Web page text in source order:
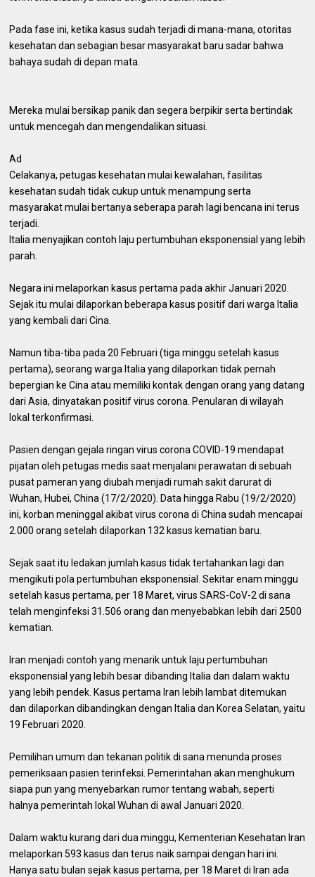
Pada fase ini, ketika kasus sudah terjadi di mana-mana, otoritas
kesehatan dan sebagian besar masyarakat baru sadar bahwa
bahaya sudah di depan mata.
Mereka mulai bersikap panik dan segera berpikir serta bertindak
untuk mencegah dan mengendalikan situasi.
Ad
Celakanya, petugas kesehatan mulai kewalahan, fasilitas
kesehatan sudah tidak cukup untuk menampung serta
masyarakat mulai bertanya seberapa parah lagi bencana ini terus
terjadi.
Italia menyajikan contoh laju pertumbuhan eksponensial yang lebih
parah.
Negara ini melaporkan kasus pertama pada akhir Januari 2020.
Sejak itu mulai dilaporkan beberapa kasus positif dari warga Italia
yang kembali dari Cina.
Namun tiba-tiba pada 20 Februari (tiga minggu setelah kasus
pertama), seorang warga Italia yang dilaporkan tidak pernah
bepergian ke Cina atau memiliki kontak dengan orang yang datang
dari Asia, dinyatakan positif virus corona. Penularan di wilayah
lokal terkonfirmasi.
Pasien dengan gejala ringan virus corona COVID-19 mendapat
pijatan oleh petugas medis saat menjalani perawatan di sebuah
pusat pameran yang diubah menjadi rumah sakit darurat di
Wuhan, Hubei, China (17/2/2020). Data hingga Rabu (19/2/2020)
ini, korban meninggal akibat virus corona di China sudah mencapai
2.000 orang setelah dilaporkan 132 kasus kematian baru.
Sejak saat itu ledakan jumlah kasus tidak tertahankan lagi dan
mengikuti pola pertumbuhan eksponensial. Sekitar enam minggu
setelah kasus pertama, per 18 Maret, virus SARS-CoV-2 di sana
telah menginfeksi 31.506 orang dan menyebabkan lebih dari 2500
kematian.
Iran menjadi contoh yang menarik untuk laju pertumbuhan
eksponensial yang lebih besar dibanding Italia dan dalam waktu
yang lebih pendek. Kasus pertama Iran lebih lambat ditemukan
dan dilaporkan dibandingkan dengan Italia dan Korea Selatan, yaitu
19 Februari 2020.
Pemilihan umum dan tekanan politik di sana menunda proses
pemeriksaan pasien terinfeksi. Pemerintahan akan menghukum
siapa pun yang menyebarkan rumor tentang wabah, seperti
halnya pemerintah lokal Wuhan di awal Januari 2020.
Dalam waktu kurang dari dua minggu, Kementerian Kesehatan Iran
melaporkan 593 kasus dan terus naik sampai dengan hari ini.
Hanya satu bulan sejak kasus pertama, per 18 Maret di Iran ada